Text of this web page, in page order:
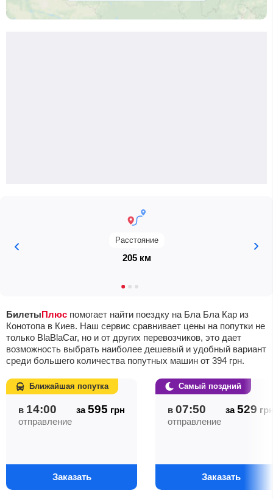
Расстояние
205 км
БилетыПлюс помогает найти поездку на Бла Бла Кар из
Конотопа в Киев. Наш сервис сравнивает цены на попутки не
только BlaBlaCar, но и от других перевозчиков, это дает
возможность выбрать наиболее дешевый и удобный вариант
среди большего количества попутных машин от 394 грн.
в 14:00 за595 грн
отправление
Заказать
Ближайшая попутка
в 07:50 за529
отправление
Заказать
Самый поздний